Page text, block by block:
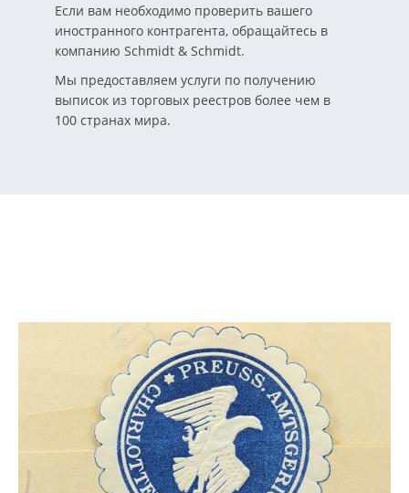
Если вам необходимо проверить вашего
иностранного контрагента, обращайтесь в
компанию Schmidt & Schmidt.
Мы предоставляем услуги по получению
выписок из торговых реестров более чем в
100 странах мира.